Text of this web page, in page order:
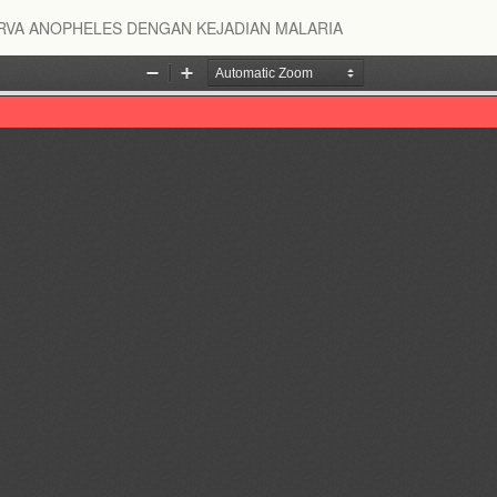
ANOPHELES DENGAN KEJADIAN MALARIA